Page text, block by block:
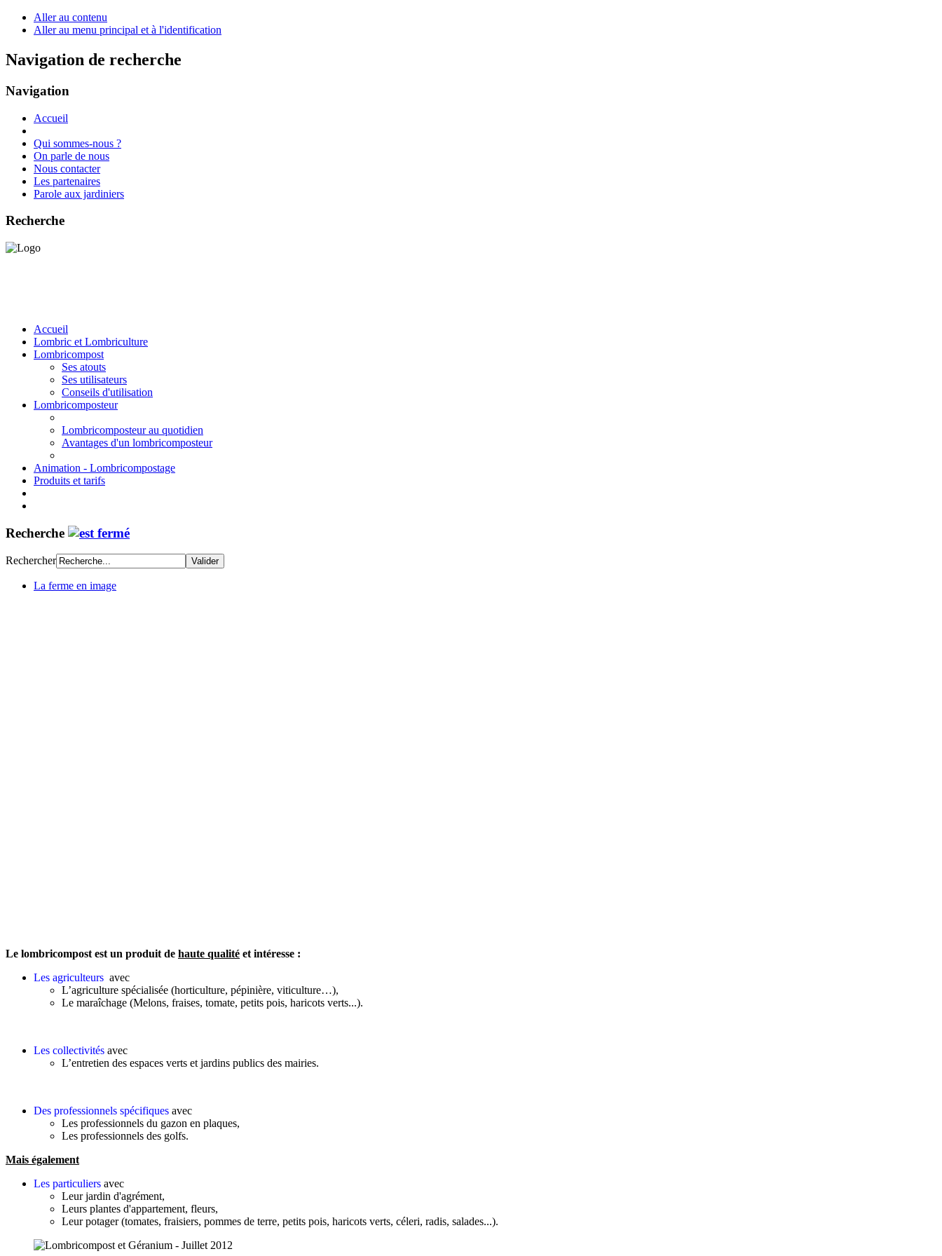
Aller au contenu
Aller au menu principal et à l'identification
Navigation de recherche
Navigation
Accueil
Qui sommes-nous ?
On parle de nous
Nous contacter
Les partenaires
Parole aux jardiniers
Recherche
Accueil
Lombric et Lombriculture
Lombricompost
Ses atouts
Ses utilisateurs
Conseils d'utilisation
Lombricomposteur
Lombricomposteur au quotidien
Avantages d'un lombricomposteur
Animation - Lombricompostage
Produits et tarifs
Recherche
Rechercher
La ferme en image
Le lombricompost est un produit de haute qualité et intéresse :
Les agriculteurs avec
L’agriculture spécialisée (horticulture, pépinière, viticulture…),
Le maraîchage (Melons, fraises, tomate, petits pois, haricots verts...).
Les collectivités avec
L’entretien des espaces verts et jardins publics des mairies.
Des professionnels spécifiques avec
Les professionnels du gazon en plaques,
Les professionnels des golfs.
Mais également
Les particuliers avec
Leur jardin d'agrément,
Leurs plantes d'appartement, fleurs,
Leur potager (tomates, fraisiers, pommes de terre, petits pois, haricots verts, céleri, radis, salades...).